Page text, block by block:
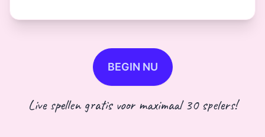
BEGIN NU
Live spellen gratis voor maximaal 30 spelers!